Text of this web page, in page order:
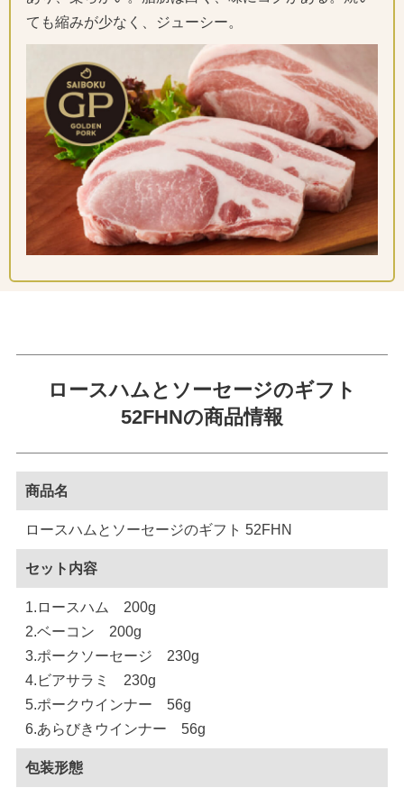
ても縮みが少なく、ジューシー。
ロースハムとソーセージのギフト
52FHNの商品情報
商品名
ロースハムとソーセージのギフト 52FHN
セット内容
1.ロースハム 200g
2.ベーコン 200g
3.ポークソーセージ 230g
4.ビアサラミ 230g
5.ポークウインナー 56g
6.あらびきウインナー 56g
包装形態